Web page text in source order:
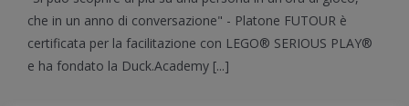
PLAY®
le
vostre
che in un anno di conversazione" - Platone FUTOUR è
certificata per la facilitazione con LEGO® SERIOUS PLAY®
e ha fondato la Duck.Academy [...]